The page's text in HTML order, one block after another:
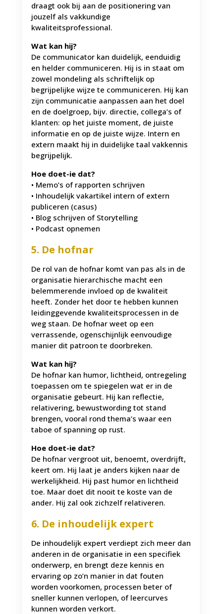
draagt ook bij aan de positionering van
jouzelf als vakkundige
kwaliteitsprofessional.
Wat kan hij?
De communicator kan duidelijk, eenduidig
en helder communiceren. Hij is in staat om
zowel mondeling als schriftelijk op
begrijpelijke wijze te communiceren. Hij kan
zijn communicatie aanpassen aan het doel
en de doelgroep, bijv. directie, collega’s of
klanten: op het juiste moment, de juiste
informatie en op de juiste wijze. Intern en
extern maakt hij in duidelijke taal vakkennis
begrijpelijk.
Hoe doet-ie dat?
• Memo’s of rapporten schrijven
• Inhoudelijk vakartikel intern of extern
publiceren (casus)
• Blog schrijven of Storytelling
• Podcast opnemen
5. De hofnar
De rol van de hofnar komt van pas als in de
organisatie hierarchische macht een
belemmerende invloed op de kwaliteit
heeft. Zonder het door te hebben kunnen
leidinggevende kwaliteitsprocessen in de
weg staan. De hofnar weet op een
verrassende, ogenschijnlijk eenvoudige
manier dit patroon te doorbreken.
Wat kan hij?
De hofnar kan humor, lichtheid, ontregeling
toepassen om te spiegelen wat er in de
organisatie gebeurt. Hij kan reflectie,
relativering, bewustwording tot stand
brengen, vooral rond thema’s waar een
taboe of spanning op rust.
Hoe doet-ie dat?
De hofnar vergroot uit, benoemt, overdrijft,
keert om. Hij laat je anders kijken naar de
werkelijkheid. Hij past humor en lichtheid
toe. Maar doet dit nooit te koste van de
ander. Hij zal ook zichzelf relativeren.
6. De inhoudelijk expert
De inhoudelijk expert verdiept zich meer dan
anderen in de organisatie in een specifiek
onderwerp, en brengt deze kennis en
ervaring op zo’n manier in dat fouten
worden voorkomen, processen beter of
sneller kunnen verlopen, of leercurves
kunnen worden verkort.